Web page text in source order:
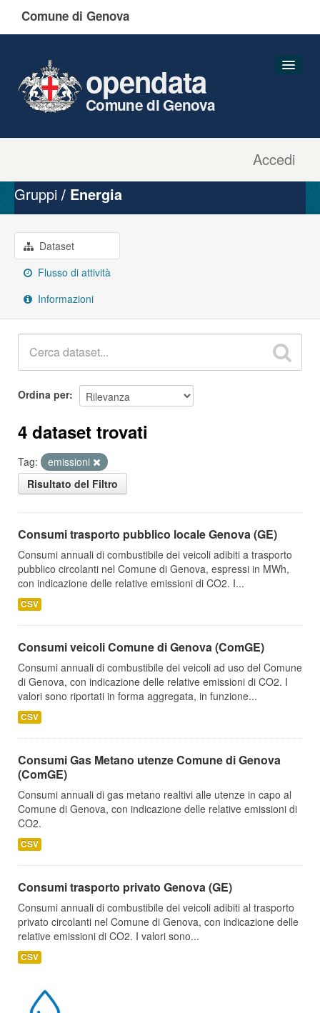
Comune di Genova
Accedi
opendata
Comune di Genova
Organizzazioni
Gruppi
Informazioni
Gruppi Energia
Dataset
Flusso di attività
Informazioni
Ordina per
4 dataset trovati
Tag:
emissioni
Risultato del Filtro
Consumi trasporto pubblico locale Genova (GE)
Consumi annuali di combustibile dei veicoli adibiti a trasporto
pubblico circolanti nel Comune di Genova, espressi in MWh,
con indicazione delle relative emissioni di CO2. I...
CSV
Consumi veicoli Comune di Genova (ComGE)
Consumi annuali di combustibile dei veicoli ad uso del Comune
di Genova, con indicazione delle relative emissioni di CO2. I
valori sono riportati in forma aggregata, in funzione...
CSV
Consumi Gas Metano utenze Comune di Genova
(ComGE)
Consumi annuali di gas metano realtivi alle utenze in capo al
Comune di Genova, con indicazione delle relative emissioni di
CO2.
CSV
Consumi trasporto privato Genova (GE)
Consumi annuali di combustibile dei veicoli adibiti al trasporto
privato circolanti nel Comune di Genova, con indicazione delle
relative emissioni di CO2. I valori sono...
CSV